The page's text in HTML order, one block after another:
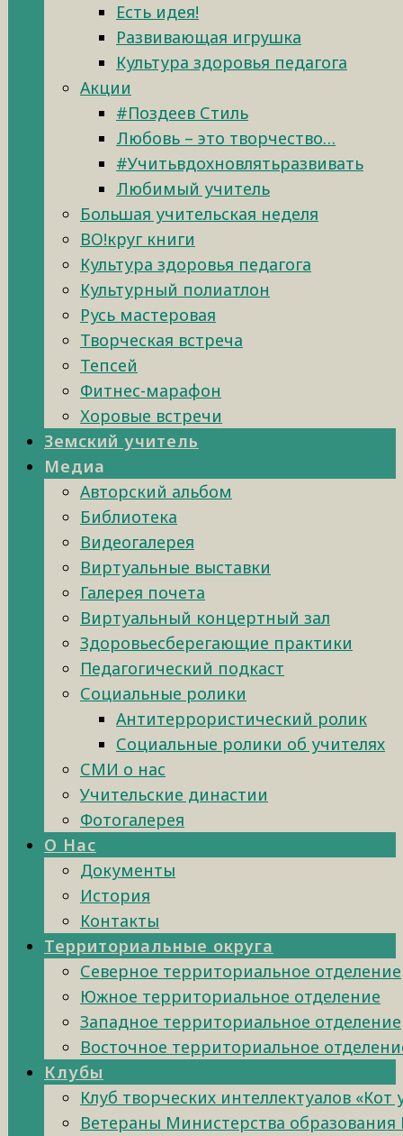
Есть идея!
Развивающая игрушка
Культура здоровья педагога
Акции
#Поздеев Стиль
Любовь – это творчество…
#Учитьвдохновлятьразвивать
Любимый учитель
Большая учительская неделя
ВО!круг книги
Культура здоровья педагога
Культурный полиатлон
Русь мастеровая
Творческая встреча
Тепсей
Фитнес-марафон
Хоровые встречи
Земский учитель
Медиа
Авторский альбом
Библиотека
Видеогалерея
Виртуальные выставки
Галерея почета
Виртуальный концертный зал
Здоровьесберегающие практики
Педагогический подкаст
Социальные ролики
Антитеррористический ролик
Социальные ролики об учителях
СМИ о нас
Учительские династии
Фотогалерея
О Нас
Документы
История
Контакты
Территориальные округа
Северное территориальное отделение
Южное территориальное отделение
Западное территориальное отделение
Восточное территориальное
Клубы
Клуб творческих интеллектуалов «Кот
Ветераны Министерства образования